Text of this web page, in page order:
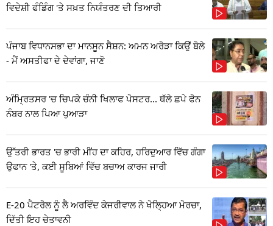
ਵਿਦੇਸ਼ੀ ਫੰਡਿੰਗ 'ਤੇ ਸਖ਼ਤ ਨਿਯੰਤਰਣ ਦੀ ਤਿਆਰੀ
ਪੰਜਾਬ ਵਿਧਾਨਸਭਾ ਦਾ ਮਾਨਸੂਨ ਸੈਸ਼ਨ: ਅਮਨ ਅਰੋੜਾ ਕਿਉਂ ਬੋਲੇ
- ਮੈਂ ਅਸਤੀਫਾ ਦੇ ਦੇਵਾਂਗਾ, ਜਾਣੋ
ਅੰਮ੍ਰਿਤਸਰ 'ਚ ਚਿਪਕੇ ਚੰਨੀ ਖਿਲਾਫ ਪੋਸਟਰ... ਥੱਲੇ ਛਪੇ ਫੋਨ
ਨੰਬਰ ਨਾਲ ਪਿਆ ਪੁਆੜਾ
ਉੱਤਰੀ ਭਾਰਤ 'ਚ ਭਾਰੀ ਮੀਂਹ ਦਾ ਕਹਿਰ, ਹਰਿਦੁਆਰ ਵਿੱਚ ਗੰਗਾ
ਉਫਾਨ 'ਤੇ, ਕਈ ਸੂਬਿਆਂ ਵਿੱਚ ਬਚਾਅ ਕਾਰਜ ਜਾਰੀ
E-20 ਪੈਟਰੋਲ ਨੂੰ ਲੈ ਅਰਵਿੰਦ ਕੇਜਰੀਵਾਲ ਨੇ ਖੋਲ੍ਹਿਆ ਮੋਰਚਾ,
ਦਿੱਤੀ ਇਹ ਚੇਤਾਵਨੀ